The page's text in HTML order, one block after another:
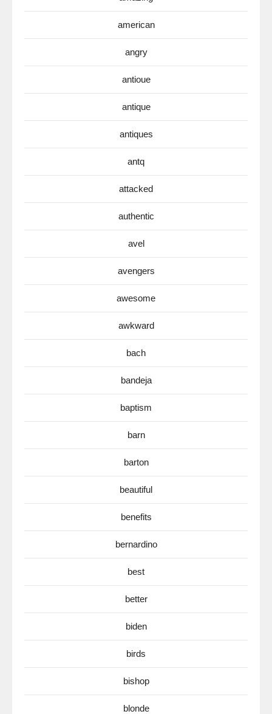
american
angry
antioue
antique
antiques
antq
attacked
authentic
avel
avengers
awesome
awkward
bach
bandeja
baptism
barn
barton
beautiful
benefits
bernardino
best
better
biden
birds
bishop
blonde